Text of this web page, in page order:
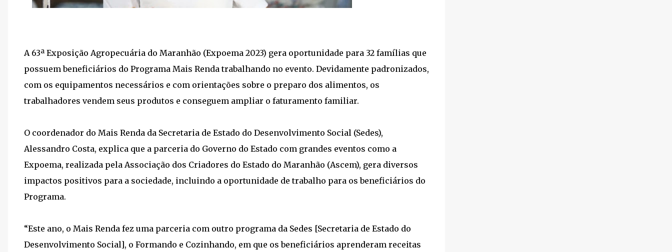
A 63ª Exposição Agropecuária do Maranhão (Expoema 2023) gera oportunidade para 32 famílias que
possuem beneficiários do Programa Mais Renda trabalhando no evento. Devidamente padronizados,
com os equipamentos necessários e com orientações sobre o preparo dos alimentos, os
trabalhadores vendem seus produtos e conseguem ampliar o faturamento familiar.
O coordenador do Mais Renda da Secretaria de Estado do Desenvolvimento Social (Sedes),
Alessandro Costa, explica que a parceria do Governo do Estado com grandes eventos como a
Expoema, realizada pela Associação dos Criadores do Estado do Maranhão (Ascem), gera diversos
impactos positivos para a sociedade, incluindo a oportunidade de trabalho para os beneficiários do
Programa.
“Este ano, o Mais Renda fez uma parceria com outro programa da Sedes [Secretaria de Estado do
Desenvolvimento Social], o Formando e Cozinhando, em que os beneficiários aprenderam receitas